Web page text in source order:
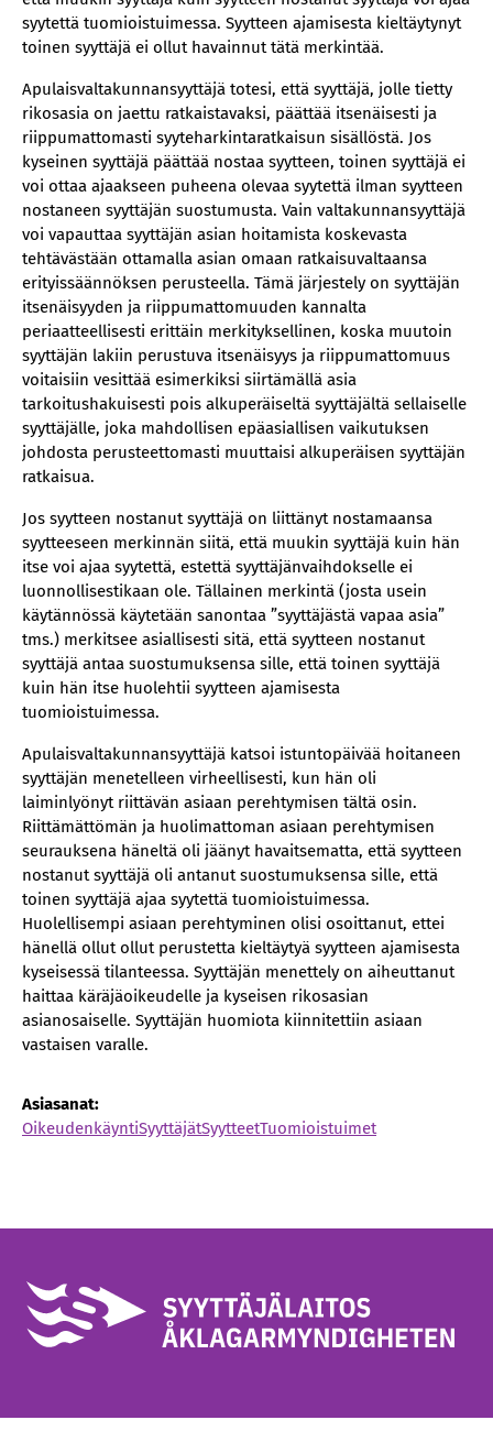
syytettä tuomioistuimessa. Syytteen ajamisesta kieltäytynyt
toinen syyttäjä ei ollut havainnut tätä merkintää.
Apulaisvaltakunnansyyttäjä totesi, että syyttäjä, jolle tietty
rikosasia on jaettu ratkaistavaksi, päättää itsenäisesti ja
riippumattomasti syyteharkintaratkaisun sisällöstä. Jos
kyseinen syyttäjä päättää nostaa syytteen, toinen syyttäjä ei
voi ottaa ajaakseen puheena olevaa syytettä ilman syytteen
nostaneen syyttäjän suostumusta. Vain valtakunnansyyttäjä
voi vapauttaa syyttäjän asian hoitamista koskevasta
tehtävästään ottamalla asian omaan ratkaisuvaltaansa
erityissäännöksen perusteella. Tämä järjestely on syyttäjän
itsenäisyyden ja riippumattomuuden kannalta
periaatteellisesti erittäin merkityksellinen, koska muutoin
syyttäjän lakiin perustuva itsenäisyys ja riippumattomuus
voitaisiin vesittää esimerkiksi siirtämällä asia
tarkoitushakuisesti pois alkuperäiseltä syyttäjältä sellaiselle
syyttäjälle, joka mahdollisen epäasiallisen vaikutuksen
johdosta perusteettomasti muuttaisi alkuperäisen syyttäjän
ratkaisua.
Jos syytteen nostanut syyttäjä on liittänyt nostamaansa
syytteeseen merkinnän siitä, että muukin syyttäjä kuin hän
itse voi ajaa syytettä, estettä syyttäjänvaihdokselle ei
luonnollisestikaan ole. Tällainen merkintä (josta usein
käytännössä käytetään sanontaa ”syyttäjästä vapaa asia”
tms.) merkitsee asiallisesti sitä, että syytteen nostanut
syyttäjä antaa suostumuksensa sille, että toinen syyttäjä
kuin hän itse huolehtii syytteen ajamisesta
tuomioistuimessa.
Apulaisvaltakunnansyyttäjä katsoi istuntopäivää hoitaneen
syyttäjän menetelleen virheellisesti, kun hän oli
laiminlyönyt riittävän asiaan perehtymisen tältä osin.
Riittämättömän ja huolimattoman asiaan perehtymisen
seurauksena häneltä oli jäänyt havaitsematta, että syytteen
nostanut syyttäjä oli antanut suostumuksensa sille, että
toinen syyttäjä ajaa syytettä tuomioistuimessa.
Huolellisempi asiaan perehtyminen olisi osoittanut, ettei
hänellä ollut ollut perustetta kieltäytyä syytteen ajamisesta
kyseisessä tilanteessa. Syyttäjän menettely on aiheuttanut
haittaa käräjäoikeudelle ja kyseisen rikosasian
asianosaiselle. Syyttäjän huomiota kiinnitettiin asiaan
vastaisen varalle.
Asiasanat:
OikeudenkäyntiSyyttäjätSyytteetTuomioistuimet